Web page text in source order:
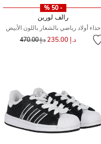
- 50 %
رالف لورين
حذاء أولاد رياضي بالشعار باللون الأبيض
د.إ 235.00 سعر مخفض من
د.إ 470.00 إلى